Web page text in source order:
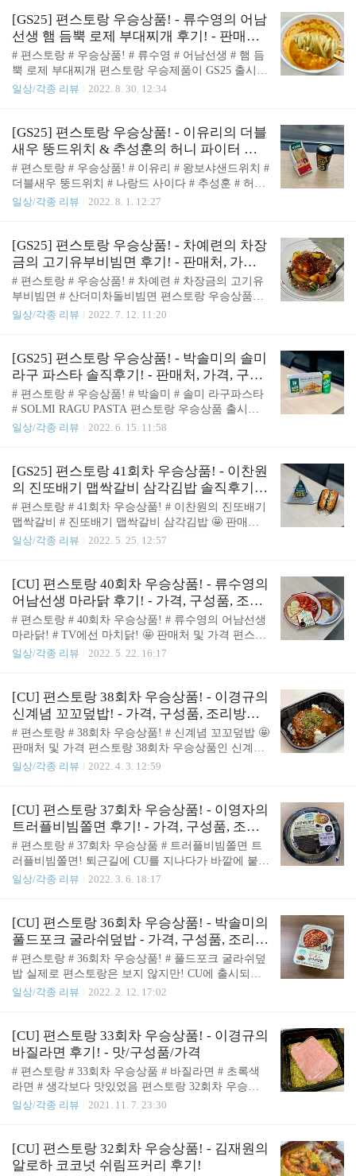
을 구매하시면! 아이시스 8.0 생수를 증정하는 이벤
트가 진행중입니다. 🤩 진또배기 마늘계란프라이 짜
장밥 삼..
밥 이라는 이름으로 출시되었습니다. 요즘 마침 된장
찌개, 청국장이 땡기던 차에 출시가 되어 바로 구매
해서 먹어보았습니다. 근래에 나왔던 우승상품 중에
가장 마음에 들었던 제품이었습니다. 🤩 판매처 및
가격 편스토랑 우승상품인 찬또배기 된장술밥은 GS
25에서 구매하실 수 있습니다. 찬또배기 된장술밥의
스 포도 증정 이벤트! 찬또배기 된장술밥을 구매하시
면 웰치스를 증정하는 이벤트가 진행중입니다..
[GS25] 편스토랑 우승상품! - 류수영의 어남
선생 햄 듬뿍 로제 부대찌개 후기! - 판매처,
가격, 구성품, 조리방법, 맛! ( feat. 스프라이
트 증정 이벤트! )
# 편스토랑 # 우승상품! # 류수영 # 어남선생 # 햄 듬
뿍 로제 부대찌개 편스토랑 우승제품이 GS25 출시로
변경 이후로 5번째 상품! 편스토랑을 보면서 딱 편의
듬뿍 로제 부대찌개란 이름으로 출시되었습니다. 제
가 좋아하는 부대찌개에 로제라니! 바로 구매해서 먹
어보았습니다. 🤩 판매처 및 가격 편스토랑 우승상품
인 어남선생 류수영의 로제부대찌개는 GS25에서 구
매하실 수 있습니다. 어남선생 류수영의 로제부대찌
개의 가격은 4,300원입니다. 🤩 어남선생 류수영의
듬뿍 로제부대찌개를 구매하시면 스프라이트를 증정
하는 이벤트가 진행중입니다. 🤩 어남선생 류수영의
..
일상/각종 리뷰 2022. 8. 30. 12:34
[GS25] 편스토랑 우승상품! - 이유리의 더블
새우 뚱드위치 & 추성훈의 허니 파이터 라
떼 후기! - 판매처, 가격, 맛! ( feat. 나랑드 사
이다 증정 이벤트! )
# 편스토랑 # 우승상품! # 이유리 # 왕보샤샌드위치 #
더블새우 뚱드위치 # 나랑드 사이다 # 추성훈 # 허니
파이터 라떼 편스토랑 우승상품이 GS25에서 출시된
가 편의점에 맞춰 출시된 더블새우 뚱드위치! 하나는
추성훈의 생마꿀라떼가 편의점에 맞춰 출시된 허니
파이터 라떼 입니다. 특히 허니 파이터 라떼는 첫 음
료 우승상품입니다. CU 때는 이름도 내용물도 거의
비슷하게 만들려고 했었던 것 같은데 GS25로 넘어오
고 나서부터는 최대한 편의점에 맞춰 이름도 바꾸고
매처 및 가격 편스토랑 우승상품인 이유리의 더블새
우 뚱드위치와 추성훈의 허니 파이터 라떼는..
일상/각종 리뷰 2022. 8. 1. 12:27
[GS25] 편스토랑 우승상품! - 차예련의 차장
금의 고기유부비빔면 후기! - 판매처, 가격,
구성품, 조리방법, 맛! ( feat. 생수 증정 이벤
트! )
# 편스토랑 # 우승상품! # 차예련 # 차장금의 고기유
부비빔면 # 산더미차돌비빔면 편스토랑 우승상품이
GS25에서 출시되기 시작한 이후로 세번째 상품인 차
기 같은 고기로 바뀌고 이름도 고기유부비빔면으로
변경되어 출시되었습니다. 여름을 겨냥하여 뭔가 시
원하게 먹을 수 있게 출시된 것 같아 바로 GS25에 가
서 구매하여 먹어보았습니다. 🤩 판매처 및 가격 편
스토랑 우승상품인 차장금의 고기유부비빔면은 GS2
5에서 구매하실 수 있습니다. 차장금의 고기유부비
차장금의 고기유부비빔면을 구매하시면 1개 구매 당
유어스 생수 1개를 제공하는 이벤트를 진행하고 있
습니다. 😋 ..
일상/각종 리뷰 2022. 7. 12. 11:20
[GS25] 편스토랑 우승상품! - 박솔미의 솔미
라구 파스타 솔직후기! - 판매처, 가격, 구성
품, 조리방법, 맛! ( SOLMI RAGU PASTA ) ( f
eat. 스프라이트 증정 이벤트! )
# 편스토랑 # 우승상품! # 박솔미 # 솔미 라구파스타
# SOLMI RAGU PASTA 편스토랑 우승상품 출시가
GS25로 넘어오고 나서 나온 두번째 상품! 이번 우승
는 푸실리로 만들어진 메뉴여서 기대가 됐던 메뉴였
습니다. 바로! GS25에가서 구매하여 먹어보았습니
다. 🤩 판매처 및 가격 편스토랑 우승상품인 박솔미
의 솔미 라구 파스타! 는 GS25에서 구매하실 수 있습
니다. 솔미 라구 파스타의 가격은 4,700원 입니다. 🤩
스프라이트 증정 이벤트 6월에 구매하시면! 1개 구매
하고 있었습니다. 사람에 따라 살짝 느끼할 수 도 있
는데 탄산을 같이 주..
일상/각종 리뷰 2022. 6. 15. 11:58
[GS25] 편스토랑 41회차 우승상품! - 이찬원
의 진또배기 맵싹갈비 삼각김밥 솔직후기! -
판매처, 가격, 맛! ( feat. 생수 증정 이벤트! )
# 편스토랑 # 41회차 우승상품! # 이찬원의 진또배기
맵싹갈비 # 진또배기 맵싹갈비 삼각김밥 🤩 판매처
및 가격 편스토랑 41회차 우승상품부터는 판매처가
🤩 생수 증정 이벤트 5월 21일 ~ 6월 3일 기간 동안
진또배기 맵싹갈비 삼각김밥을 구매하면 유어스) 지
리산맑은샘물 500mL를 증정합니다. 생수의 가격이 6
00원이니까 사실상 1,000원에 삼각김밥을 사먹고 60
0원에 생수를 사먹는 느낌이 듭니다. 😋 맛! 편스토
랑 진또배기 맵싹갈비 삼각김밥은 전자레인지에서 3
위에 콘치즈가 올라간 형태로 되어있는 것을 볼 수
있습니다. 맛은..! 살짝 ..
일상/각종 리뷰 2022. 5. 25. 12:57
[CU] 편스토랑 40회차 우승상품! - 류수영의
어남선생 마라닭 후기! - 가격, 구성품, 조리
방법, 맛!
# 편스토랑 # 40회차 우승상품! # 류수영의 어남선생
마라닭! # TV에선 마치닭! 🤩 판매처 및 가격 편스토
랑 40회차 우승상품인 어남선생 마라닭은 CU에서 판
념 닭고기 ( 순살 ) TV에서 류수영이 만들었던 마치
닭은 호랑이 무늬 모양으로 구운 달걀도 있고 그래서
기대헀는데! 구성품은 생각보다 단순했습니다. 😋 조
리 방법 조리방법은 역시 간단했습니다. 먼저 들어있
는 용기에 마라소스로 양념이 되어있는 닭고기를 뜯
어 담아줍니다. 또띠아는 따뜻하게 드시고 싶으시면
추천드립니다. 전자레인지에 돌리면 조금 딱딱해지
는 경향이 있습니다. 그 다음 원래 끼워져있..
일상/각종 리뷰 2022. 5. 22. 16:17
[CU] 편스토랑 38회차 우승상품! - 이경규의
신계념 꼬꼬덮밥! - 가격, 구성품, 조리방법,
맛!
# 편스토랑 # 38회차 우승상품! # 신계념 꼬꼬덮밥 🤩
판매처 및 가격 편스토랑 38회차 우승상품인 신계념
꼬꼬덮밥은 CU에서 판매하며 가격은 5,500원 입니
인 만큼 정말 쉬웠습니다. 먼저 플라스틱 용기에 백
미밥, 신계념 소스, 바질소스를 모두 담아줍니다. 전
자레인지에서 가정용 2분 30초 매장용 2분 돌려줍니
다. 저는 편스토랑에서 했던 것 처럼 달걀프라이를
올려서 먹어보았습니다. 😋 맛! 맛은? 생각보다 조금
별로였습니다. 기대한 것은 종이 케이스에 그려져있
이었는데 그렇지 않은 소스여서 조금 아쉬웠습니다.
CU에서 판매하는 덮밥들이 전반적으로 그..
일상/각종 리뷰 2022. 4. 3. 12:59
[CU] 편스토랑 37회차 우승상품! - 이영자의
트러플비빔쫄면 후기! - 가격, 구성품, 조리
방법, 맛!
# 편스토랑 # 37회차 우승상품 # 트러플비빔쫄면 트
러플비빔쫄면! 퇴근길에 CU를 지나다가 바깥에 붙어
있는 편스토랑 제품이 풀드포크 굴라쉬 덮밥에서 다
는 곳마다 마련되어있지 않아 구하기 정말 어려웠던
제품이었습니다. 그래서 집근처 CU 사장님께 주문하
고 따로 빼달라고 부탁하여 구매할 수 있었습니다.
구매하고 먹어보니! 왜 그렇게 구하기 힘들었는지 알
것도 같았습니다. 🤩 판매처 및 가격 편스토랑 37회
차 우승상품인 트러플비빔쫄면은 CU에서 판매하며
깻잎, 콩나물이 담긴 용기 하티스푼 트러플 오일 비
빔면 소스 납작만두 구성품은 위와 같습니다. 총 2..
일상/각종 리뷰 2022. 3. 6. 18:17
[CU] 편스토랑 36회차 우승상품! - 박솔미의
풀드포크 굴라쉬덮밥 - 가격, 구성품, 조리방
법, 맛!
# 편스토랑 # 36회차 우승상품! # 풀드포크 굴라쉬덮
밥 실제로 편스토랑은 보지 않지만! CU에 출시되는
우승상품은 매번 하나씩 사서 먹어보고 있습니다. 저
과의 상큼한 맛이 나지않아 조금 실망 스러웠었습니
다. 이번에 리뷰할 36회차 우승상품은! 제가 언젠가
한번 직접 만들어보고 싶은 풀드포크가 재료로 들어
간 풀드포크 굴라쉬덮밥 입니다. 🤩 판매처 및 가격
편스토랑 36회차 우승상품인 풀드포크 굴라쉬덮밥은
CU에서 판매하며 가격은 5,000원 이었습니다. 😋 구
포크30g [ 돼지고기 60% ] 레드핫 파우더 2g 일회용
플라스틱 숟가락 플라스틱 용기 구성..
일상/각종 리뷰 2022. 2. 12. 17:02
[CU] 편스토랑 33회차 우승상품! - 이경규의
바질라면 후기! - 맛/구성품/가격
# 편스토랑 # 33회차 우승상품 # 바질라면 # 초록색
라면 # 생각보다 맛있었음 편스토랑 32회차 우승상
품이었던 알로하 코코넛 쉬림프 커리를 정말 맛있게
서 먹어보았습니다. 일단 제품의 겉에 그려져있는 초
록색 국물의 비주얼부터 기대가 안되었었는데 막상
일상/각종 리뷰 2021. 11. 7. 23:30
[CU] 편스토랑 32회차 우승상품! - 김재원의
알로하 코코넛 쉬림프커리 후기!